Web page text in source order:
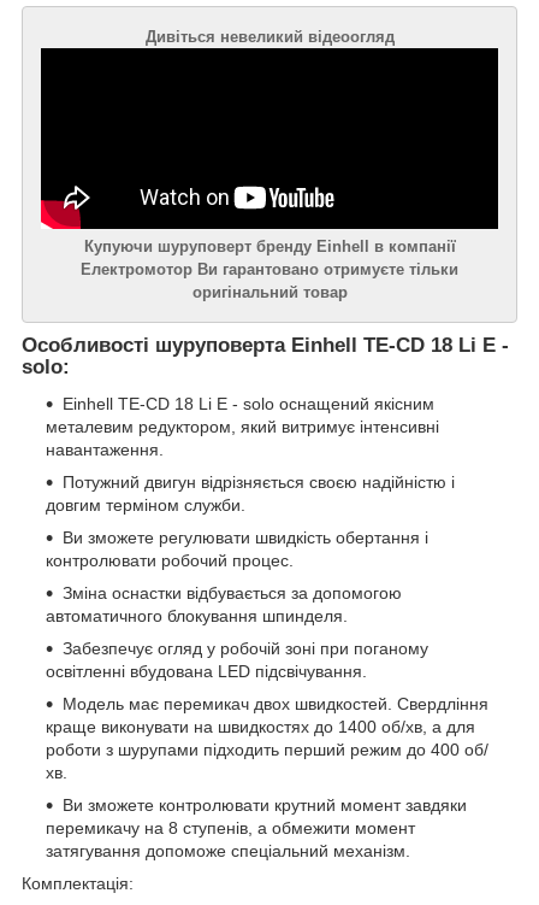
Дивіться невеликий відеоогляд
Купуючи шуруповерт бренду Einhell в компанії
Електромотор Ви гарантовано отримуєте тільки
оригінальний товар
Особливості шуруповерта Einhell TE-CD 18 Li E -
solo:
Einhell TE-CD 18 Li E - solo оснащений якісним
металевим редуктором, який витримує інтенсивні
навантаження.
Потужний двигун відрізняється своєю надійністю і
довгим терміном служби.
Ви зможете регулювати швидкість обертання і
контролювати робочий процес.
Зміна оснастки відбувається за допомогою
автоматичного блокування шпинделя.
Забезпечує огляд у робочій зоні при поганому
освітленні вбудована LED підсвічування.
Модель має перемикач двох швидкостей. Свердління
краще виконувати на швидкостях до 1400 об/хв, а для
роботи з шурупами підходить перший режим до 400 об/
хв.
Ви зможете контролювати крутний момент завдяки
перемикачу на 8 ступенів, а обмежити момент
затягування допоможе спеціальний механізм.
Комплектація: